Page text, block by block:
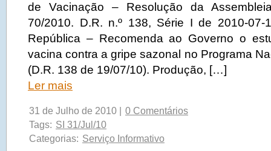
de Vacinação – Resolução da
70/2010. D.R. n.º 138, Série I de 2010-07-
República – Recomenda ao Governo o
vacina contra a gripe sazonal no Programa
(D.R. 138 de 19/07/10). Produção, […]
Ler mais
31 de Julho de 2010 |
0 Comentários
Tags: SI 31/Jul/10
Categorias: Serviço Informativo